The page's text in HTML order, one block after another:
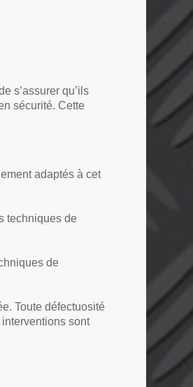
s’assurer qu’ils
sécurité. Cette
adaptés à cet
techniques de
de
Toute défectuosité
sont